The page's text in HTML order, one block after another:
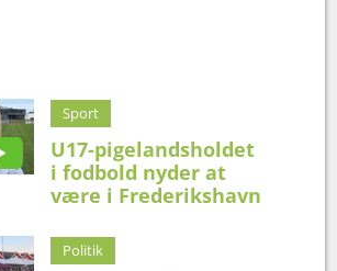
Sport
U17-pigelandsholdet
i fodbold nyder at
være i Frederikshavn
Politik